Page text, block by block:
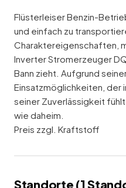
Flüsterleiser Benzin-
und einfach zu
Charaktereigenschaften,
Inverter Stromerzeuger
Bann zieht. Aufgrund
Einsatzmöglichkeiten, der
seiner Zuverlässigkeit
wie daheim.
Preis zzgl. Kraftstoff
Standorte (1